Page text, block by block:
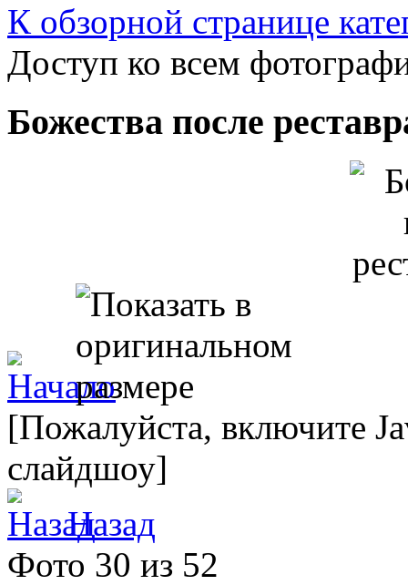
К обзорной странице
Доступ ко всем
Божества после
[Пожалуйста, включите
слайдшоу]
Назад
Фото 30 из 52